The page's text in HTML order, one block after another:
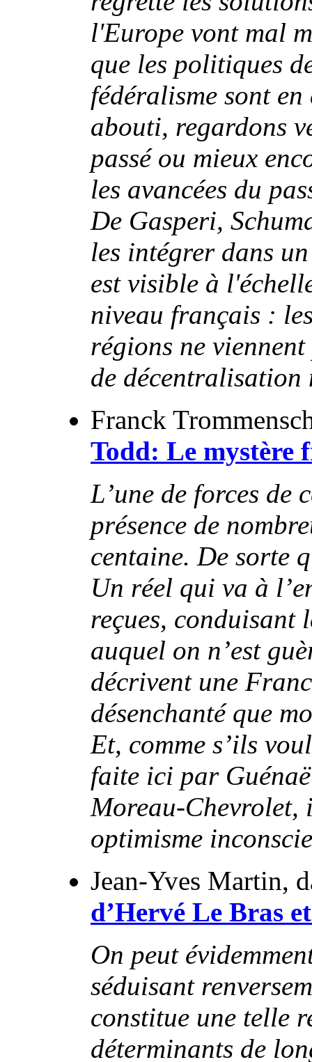
l'Europe vont mal
que les politiques
fédéralisme sont
abouti, regardons
passé ou mieux
les avancées du
De Gasperi,
les intégrer dans
est visible à
niveau français :
régions ne
de décentralisation
Franck
Todd: Le mystère
L’une de forces de
présence de
centaine. De sorte
Un réel qui va à
reçues, conduisant
auquel on n’est
décrivent une
désenchanté que
Et, comme s’ils
faite ici par
Moreau-Chevrolet,
optimisme
Jean-Yves Martin,
d’Hervé Le Bras
On peut
séduisant
constitue une telle
déterminants de